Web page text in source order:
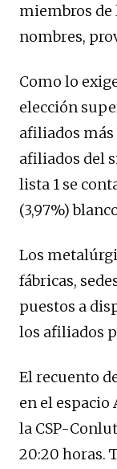
miembros de
nombres,
Como lo
elección
afiliados más
afiliados del
lista 1 se
(3,97%)
Los
fábricas,
puestos a
los afiliados
El recuento
en el espacio
la CSP-
20:20 horas.